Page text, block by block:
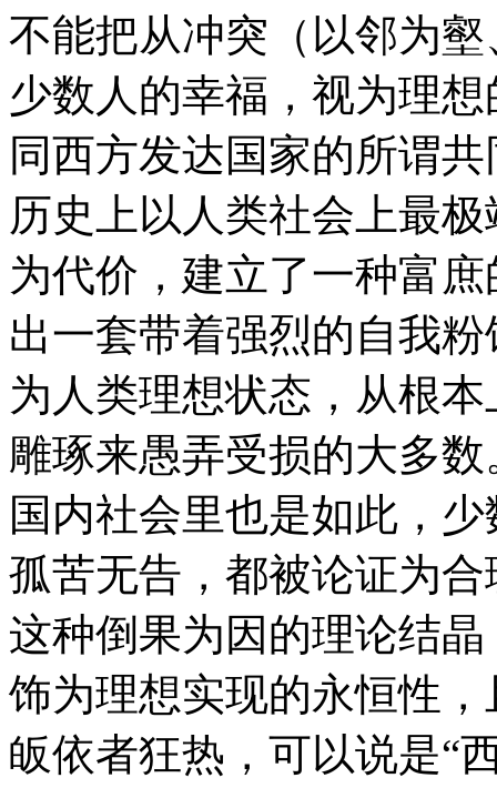
不能把从冲突（以邻为
少数人的幸福，视为理
同西方发达国家的所谓
历史上以人类社会上最
为代价，建立了一种富
出一套带着强烈的自我
为人类理想状态，从根
雕琢来愚弄受损的大多
国内社会里也是如此，
孤苦无告，都被论证为
这种倒果为因的理论结
饰为理想实现的永恒性
皈依者狂热，可以说是“